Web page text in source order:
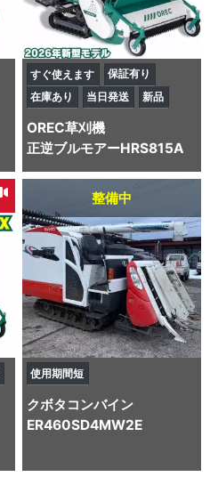
すぐ使えます
保証有り
在庫あり
当日発送 新品
OREC草刈機
正逆ブルモアーHRS815A
整備中
使用期間短
クボタ コンバイン
ER460SD4MW2E